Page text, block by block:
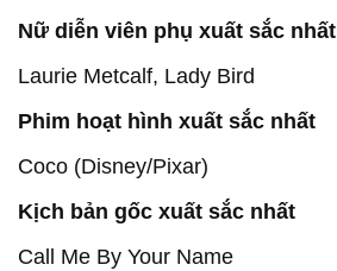
Nữ diễn viên phụ xuất sắc nhất
Laurie Metcalf, Lady Bird
Phim hoạt hình xuất sắc nhất
Coco (Disney/Pixar)
Kịch bản gốc xuất sắc nhất
Call Me By Your Name